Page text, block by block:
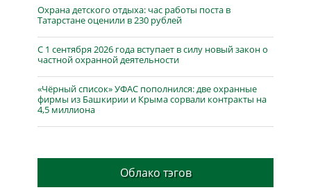
Охрана детского отдыха: час работы поста в
Татарстане оценили в 230 рублей
С 1 сентября 2026 года вступает в силу новый закон о
частной охранной деятельности
«Чёрный список» УФАС пополнился: две охранные
фирмы из Башкирии и Крыма сорвали контракты на
4,5 миллиона
Облако тэгов